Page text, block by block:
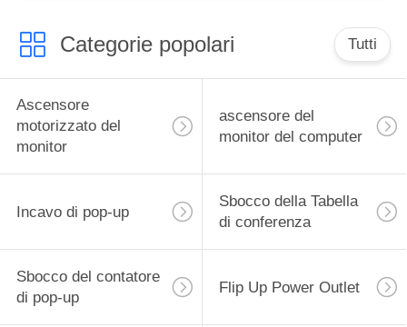
Categorie popolari Tutti
Ascensore
motorizzato del
monitor
ascensore del
monitor del computer
Incavo di pop-up
Sbocco della Tabella
di conferenza
Sbocco del contatore
di pop-up
Flip Up Power Outlet